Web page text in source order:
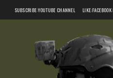
SUBSCRIBE:YOUTUBE CHANNEL LIKE:FACEBOOK